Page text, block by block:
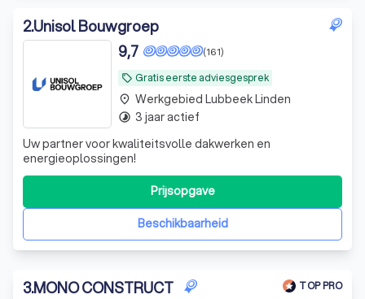
2.Unisol Bouwgroep
local_offer Gratis eerste adviesgesprek
(161)
9,7
Uw partner voor kwaliteitsvolle dakwerken en
energieoplossingen!
Beschikbaarheid
Prijsopgave
place Werkgebied Lubbeek Linden
timelapse 3 jaar actief
3.MONO CONSTRUCT TOP PRO